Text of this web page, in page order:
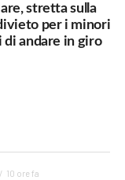
stretta sulla
per i minori
di andare in giro
10 ore fa